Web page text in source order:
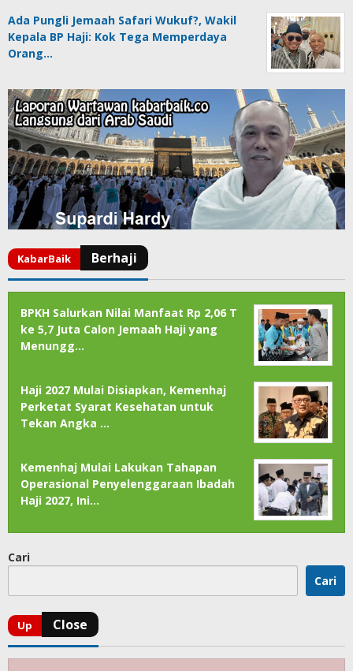
Ada Pungli Jemaah Safari Wukuf?, Wakil
Kepala BP Haji: Kok Tega Memperdaya
Orang…
BPKH Salurkan Nilai Manfaat Rp 2,06 T
ke 5,7 Juta Calon Jemaah Haji yang
Menungg…
Haji 2027 Mulai Disiapkan, Kemenhaj
Perketat Syarat Kesehatan untuk
Tekan Angka …
Kemenhaj Mulai Lakukan Tahapan
Operasional Penyelenggaraan Ibadah
Haji 2027, Ini…
Cari
Cari